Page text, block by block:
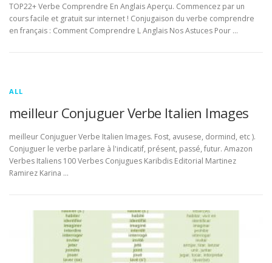
TOP22+ Verbe Comprendre En Anglais Aperçu. Commencez par un
cours facile et gratuit sur internet ! Conjugaison du verbe comprendre
en français : Comment Comprendre L Anglais Nos Astuces Pour …
ALL
meilleur Conjuguer Verbe Italien Images
meilleur Conjuguer Verbe Italien Images. Fost, avusese, dormind, etc ).
Conjuguer le verbe parlare à l'indicatif, présent, passé, futur. Amazon
Verbes Italiens 100 Verbes Conjugues Karibdis Editorial Martinez
Ramirez Karina …